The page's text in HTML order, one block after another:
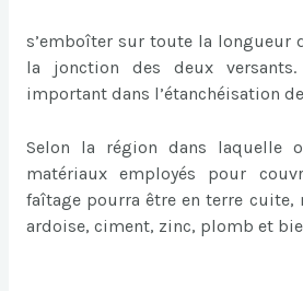
s’emboîter sur toute la longueur
la jonction des deux
important dans l’étanchéisation
Selon la région dans laquelle
matériaux employés pour
faîtage pourra être en terre cuite,
ardoise, ciment, zinc, plomb et